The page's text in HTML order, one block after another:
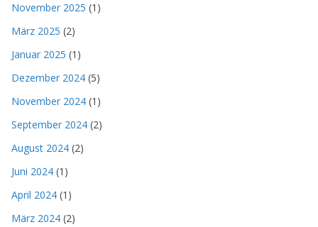
November 2025 (1)
März 2025 (2)
Januar 2025 (1)
Dezember 2024 (5)
November 2024 (1)
September 2024 (2)
August 2024 (2)
Juni 2024 (1)
April 2024 (1)
März 2024 (2)